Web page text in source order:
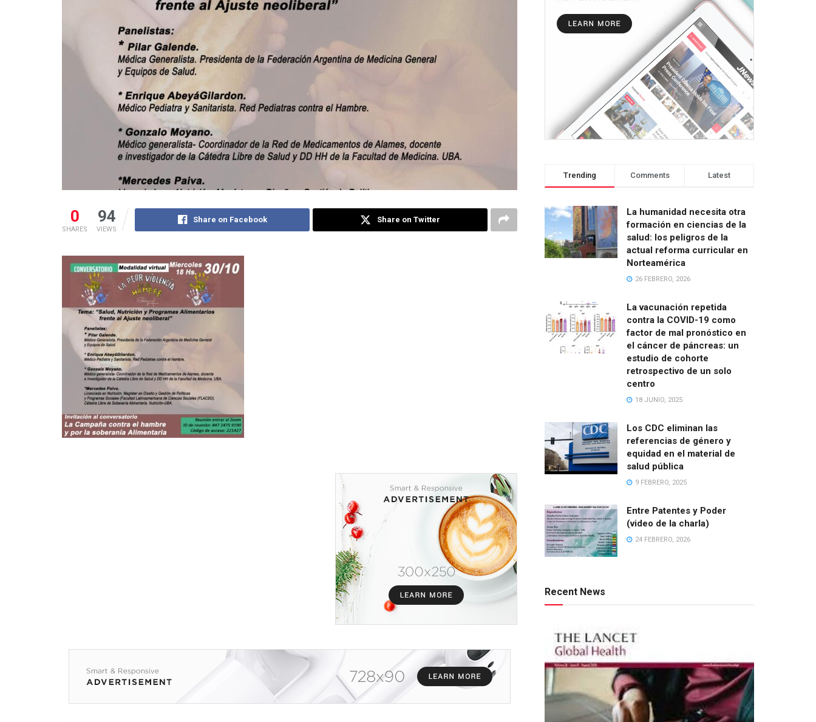
0
SHARES
94
VIEWS
Share on Facebook Share on Twitter
Trending Comments Latest
La humanidad necesita otra
formación en ciencias de la
salud: los peligros de la
actual reforma curricular en
Norteamérica
26 FEBRERO, 2026
La vacunación repetida
contra la COVID-19 como
factor de mal pronóstico en
el cáncer de páncreas: un
estudio de cohorte
retrospectivo de un solo
centro
18 JUNIO, 2025
Los CDC eliminan las
referencias de género y
equidad en el material de
salud pública
9 FEBRERO, 2025
Entre Patentes y Poder
(video de la charla)
24 FEBRERO, 2026
Recent News